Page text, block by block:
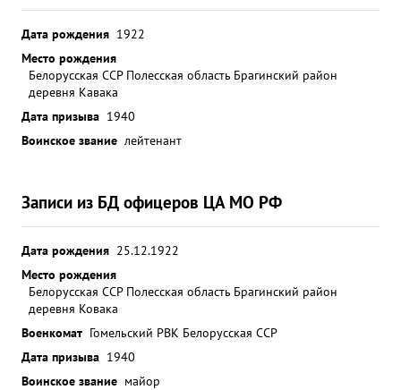
Дата рождения 1922
Место рождения
Белорусская ССР Полесская область Брагинский район
деревня Кавака
Дата призыва 1940
Воинское звание лейтенант
Записи из БД офицеров ЦА МО РФ
Дата рождения 25.12.1922
Место рождения
Белорусская ССР Полесская область Брагинский район
деревня Ковака
Военкомат Гомельский РВК Белорусская ССР
Дата призыва 1940
Воинское звание майор